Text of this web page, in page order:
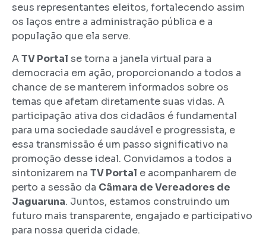
seus representantes eleitos, fortalecendo assim
os laços entre a administração pública e a
população que ela serve.
ATV Portal se torna a janela virtual para a
democracia em ação, proporcionando a todos a
chance de se manterem informados sobre os
temas que afetam diretamente suas vidas. A
participação ativa dos cidadãos é fundamental
para uma sociedade saudável e progressista, e
essa transmissão é um passo significativo na
promoção desse ideal. Convidamos a todos a
sintonizarem na TV Portal e acompanharem de
perto a sessão da Câmara de Vereadores de
Jaguaruna. Juntos, estamos construindo um
futuro mais transparente, engajado e participativo
para nossa querida cidade.